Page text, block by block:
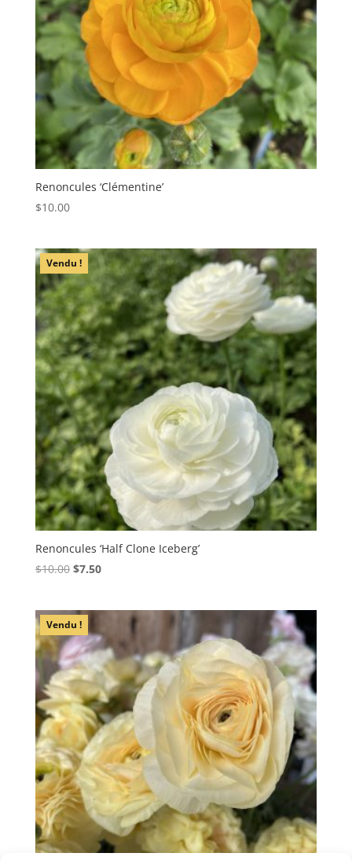
Renoncules ‘Clémentine’
$10.00
Vendu !
Renoncules ‘Half Clone Iceberg’
$10.00 Le
était :
$10.00.
$7.50Le
$7.50.
Vendu !